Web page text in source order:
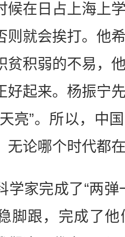
候在日占上海上
则就会挨打。他
贫积弱的不易，
好起来。杨振宁
亮”。所以，中
无论哪个时代都
家完成了“两弹
脚跟，完成了